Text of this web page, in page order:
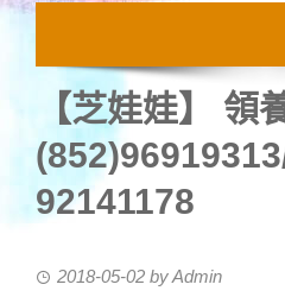
【芝娃娃】 領
92141178
2018-05-02 byAdmin